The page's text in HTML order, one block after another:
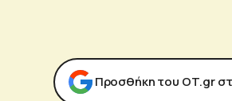
Προσθήκη του ΟΤ.gr